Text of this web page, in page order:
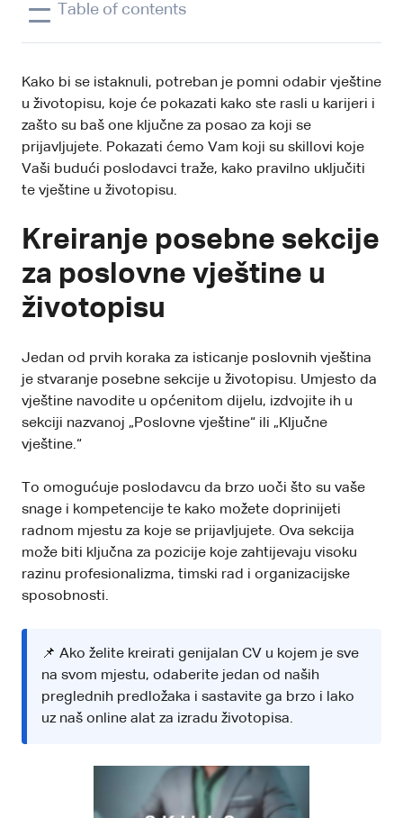
Table of contents
Kako bi se istaknuli, potreban je pomni odabir vještine
u životopisu, koje će pokazati kako ste rasli u karijeri i
zašto su baš one ključne za posao za koji se
prijavljujete. Pokazati ćemo Vam koji su skillovi koje
Vaši budući poslodavci traže, kako pravilno uključiti
te vještine u životopisu.
Kreiranje posebne sekcije
za poslovne vještine u
životopisu
Jedan od prvih koraka za isticanje poslovnih vještina
je stvaranje posebne sekcije u životopisu. Umjesto da
vještine navodite u općenitom dijelu, izdvojite ih u
sekciji nazvanoj „Poslovne vještine“ ili „Ključne
vještine.“
To omogućuje poslodavcu da brzo uoči što su vaše
snage i kompetencije te kako možete doprinijeti
radnom mjestu za koje se prijavljujete. Ova sekcija
može biti ključna za pozicije koje zahtijevaju visoku
razinu profesionalizma, timski rad i organizacijske
sposobnosti.
📌 Ako želite kreirati genijalan CV u kojem je sve
na svom mjestu, odaberite jedan od naših
preglednih predložaka i sastavite ga brzo i lako
uz naš online alat za izradu životopisa.